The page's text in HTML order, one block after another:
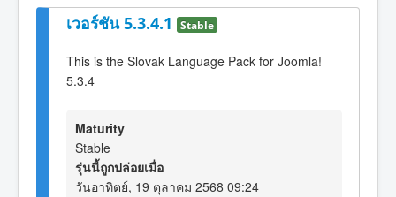
เวอร์ชัน 5.3.4.1 Stable
This is the Slovak Language Pack for Joomla!
5.3.4
Maturity
Stable
รุ่นนี้ถูกปล่อยเมื่อ
วันอาทิตย์, 19 ตุลาคม 2568 09:24